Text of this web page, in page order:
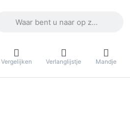
Vergelijken Verlanglijstje Mandje